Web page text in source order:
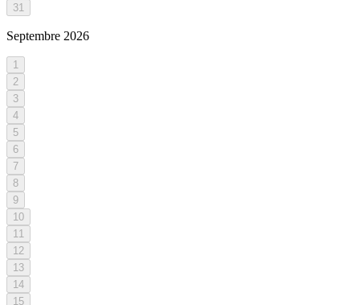
31
Septembre 2026
1
2
3
4
5
6
7
8
9
10
11
12
13
14
15